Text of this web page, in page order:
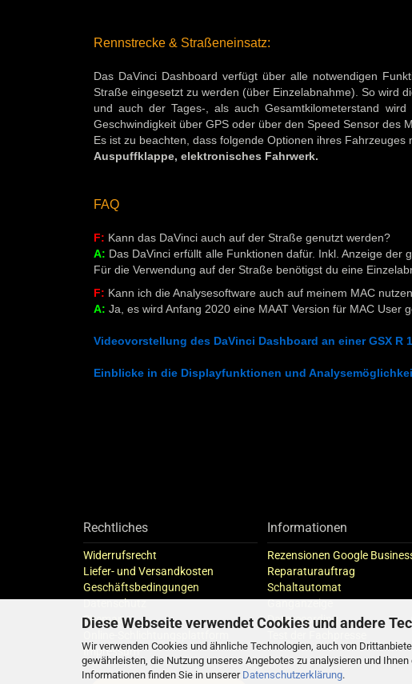
Diese Webseite verwendet Cookies und andere
Wir verwenden Cookies und ähnliche Technologien, auch von
gewährleisten, die Nutzung unseres Angebotes zu analysieren und
Informationen finden Sie in unserer Datenschutzerklärung.
Rennstrecke & Straßeneinsatz:
Das DaVinci Dashboard verfügt über alle notwendigen
Straße eingesetzt zu werden (über Einzelabnahme). So wird
und auch der Tages-, als auch Gesamtkilometerstand
Geschwindigkeit über GPS oder über den Speed Sensor des
Es ist zu beachten, dass folgende Optionen ihres Fahrzeuges
Auspuffklappe, elektronisches Fahrwerk.
FAQ
F: Kann das DaVinci auch auf der Straße genutzt werden?
A: Das DaVinci erfüllt alle Funktionen dafür. Inkl. Anzeige der
Für die Verwendung auf der Straße benötigst du eine
F: Kann ich die Analysesoftware auch auf meinem MAC
A: Ja, es wird Anfang 2020 eine MAAT Version für MAC User
Videovorstellung des DaVinci Dashboard an einer GSX R
Einblicke in die Displayfunktionen und
Rechtliches
Widerrufsrecht
Liefer- und Versandkosten
Geschäftsbedingungen
Datenschutz
Sitemap
Impressum
Informationen
Rezensionen Google
Reparaturauftrag
Schaltautomat
Ganganzeige
Datarecording